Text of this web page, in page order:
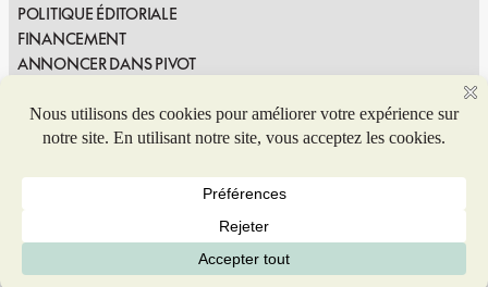
POLITIQUE ÉDITORIALE
FINANCEMENT
ANNONCER DANS PIVOT
SIGNALER UNE ERREUR
NOUS JOINDRE
© 2026 Coop de solidarité Pivot. Tous droits réservés.